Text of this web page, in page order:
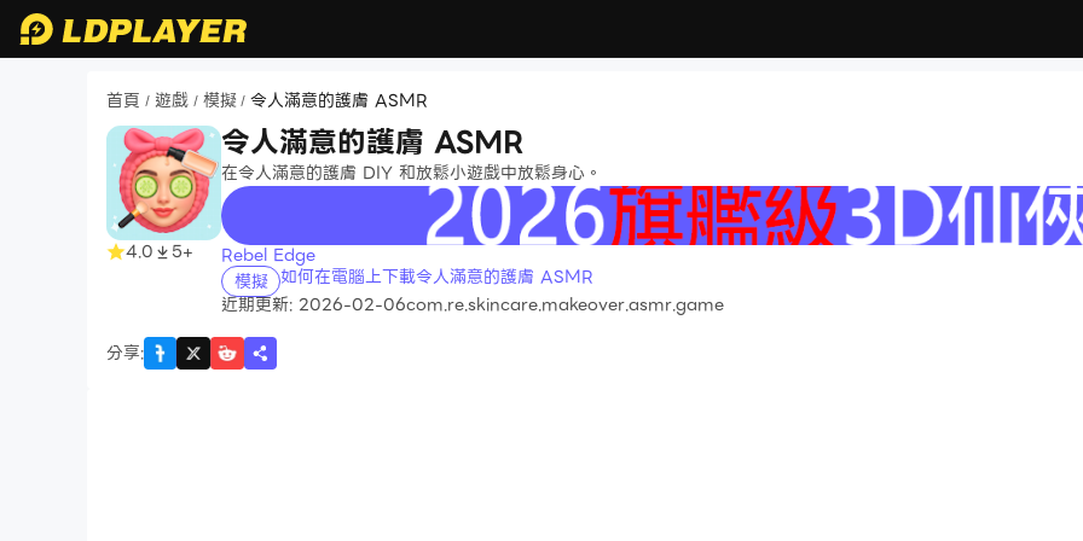
首頁 / 遊戲 / 模擬 / 令人滿意的護膚 ASMR
4.0 5+
令人滿意的護膚 ASMR
在令人滿意的護膚 DIY 和放鬆小遊戲中放鬆身心。
recommend
Rebel Edge
模擬 如何在電腦上下載令人滿意的護膚 ASMR
近期更新: 2026-02-06com.re.skincare.makeover.asmr.game
分享: